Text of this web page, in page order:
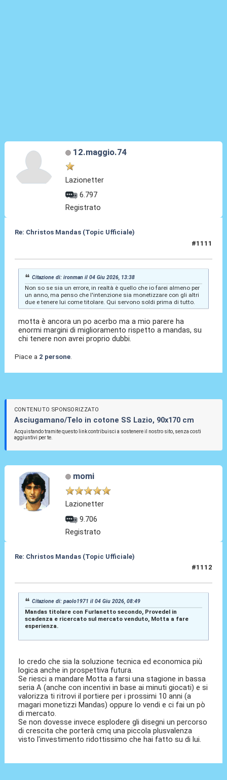
12.maggio.74
Lazionetter
6.797
Registrato
Re: Christos Mandas (Topic Ufficiale)
#1111
Citazione di: ironman il 04 Giu 2026, 13:38
Non so se sia un errore, in realtà è quello che io farei almeno per
un anno, ma penso che l'intenzione sia monetizzare con gli altri
due e tenere lui come titolare. Qui servono soldi prima di tutto.
motta è ancora un po acerbo ma a mio parere ha
enormi margini di miglioramento rispetto a mandas, su
chi tenere non avrei proprio dubbi.
Piace a 2 persone.
CONTENUTO SPONSORIZZATO
Asciugamano/Telo in cotone SS Lazio, 90x170 cm
Acquistando tramite questo link contribuisci a sostenere il nostro sito, senza costi
aggiuntivi per te.
momi
Lazionetter
9.706
Registrato
Re: Christos Mandas (Topic Ufficiale)
#1112
Citazione di: paolo1971 il 04 Giu 2026, 08:49
Mandas titolare con Furlanetto secondo, Provedel in
scadenza e ricercato sul mercato venduto, Motta a fare
esperienza.
Io credo che sia la soluzione tecnica ed economica più
logica anche in prospettiva futura.
Se riesci a mandare Motta a farsi una stagione in bassa
seria A (anche con incentivi in base ai minuti giocati) e si
valorizza ti ritrovi il portiere per i prossimi 10 anni (a
magari monetizzi Mandas) oppure lo vendi e ci fai un pò
di mercato.
Se non dovesse invece esplodere gli disegni un percorso
di crescita che porterà cmq una piccola plusvalenza
visto l'investimento ridottissimo che hai fatto su di lui.